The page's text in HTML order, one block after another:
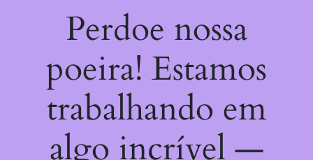
Perdoe nossa
poeira! Estamos
trabalhando em
algo incrível —